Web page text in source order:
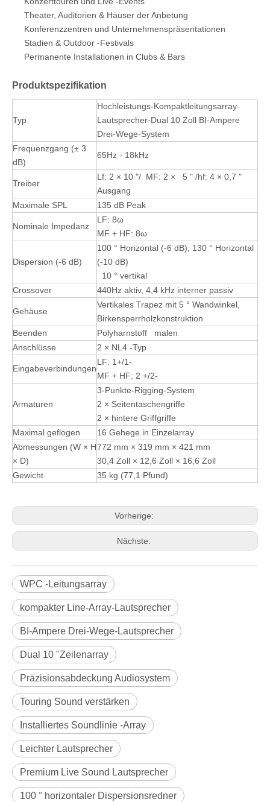
Theater, Auditorien & Häuser der Anbetung
Konferenzzentren und Unternehmenspräsentationen
Stadien & Outdoor -Festivals
Permanente Installationen in Clubs & Bars
Produktspezifikation
Typ
Hochleistungs-Kompaktleitungsarray-
Lautsprecher-Dual 10 Zoll BI-Ampere
Drei-Wege-System
Frequenzgang (± 3
dB)
65Hz - 18kHz
Treiber
Lf: 2 × 10 "/ MF: 2 × 5 " /hf: 4 × 0,7 "
Ausgang
Maximale SPL
135 dB Peak
Nominale Impedanz
LF: 8ω
MF + HF: 8ω
Dispersion (-6 dB)
100 ° Horizontal (-6 dB), 130 ° Horizontal
(-10 dB)
10 ° vertikal
Crossover
440Hz aktiv, 4,4 kHz interner passiv
Gehäuse
Vertikales Trapez mit 5 ° Wandwinkel,
Birkensperrholzkonstruktion
Beenden
Polyharnstoff malen
Anschlüsse
2 × NL4 -Typ
Eingabeverbindungen
LF: 1+/1-
MF + HF: 2 +/2-
Armaturen
3-Punkte-Rigging-System
2 × Seitentaschengriffe
2 × hintere Griffgriffe
Maximal geflogen
16 Gehege in Einzelarray
Abmessungen (W × H
× D)
772 mm × 319 mm × 421 mm
30,4 Zoll × 12,6 Zoll × 16,6 Zoll
Gewicht
35 kg (77,1 Pfund)
Vorherige:
Nächste:
WPC -Leitungsarray
kompakter Line-Array-Lautsprecher
BI-Ampere Drei-Wege-Lautsprecher
Dual 10 "Zeilenarray
Präzisionsabdeckung Audiosystem
Touring Sound verstärken
Installiertes Soundlinie -Array
Leichter Lautsprecher
Premium Live Sound Lautsprecher
100 ° horizontaler Dispersionsredner